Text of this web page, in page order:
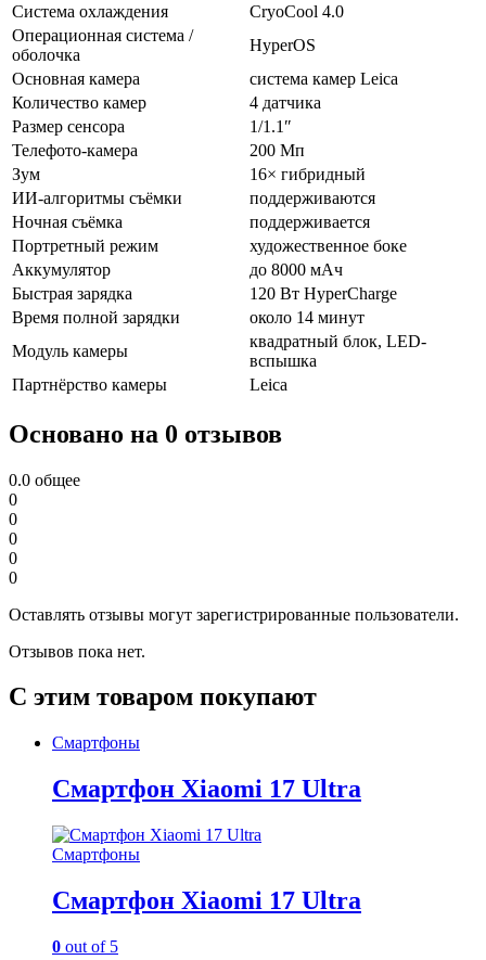
Система охлаждения
CryoCool 4.0
Операционная система /
оболочка
HyperOS
Основная камера
система камер Leica
Количество камер
4 датчика
Размер сенсора
1/1.1″
Телефото-камера
200 Мп
Зум
16× гибридный
ИИ-алгоритмы съёмки
поддерживаются
Ночная съёмка
поддерживается
Портретный режим
художественное боке
Аккумулятор
до 8000 мАч
Быстрая зарядка
120 Вт HyperCharge
Время полной зарядки
около 14 минут
Модуль камеры
квадратный блок, LED-
вспышка
Партнёрство камеры
Leica
Основано на 0 отзывов
0.0 общее
0
0
0
0
0
Оставлять отзывы могут зарегистрированные пользователи.
Отзывов пока нет.
С этим товаром покупают
Смартфоны
Смартфон Xiaomi 17 Ultra
Смартфоны
Смартфон Xiaomi 17 Ultra
0 out of 5